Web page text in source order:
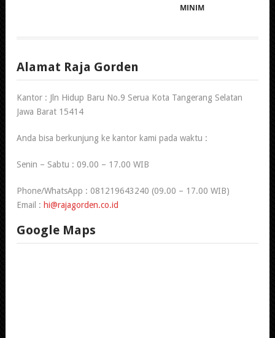
MINIM
Alamat Raja Gorden
Kantor : Jln Hidup Baru No.9 Serua Kota Tangerang Selatan
Jawa Barat 15414
Anda bisa berkunjung ke kantor kami pada waktu :
Senin – Sabtu : 09.00 – 17.00 WIB
Phone/WhatsApp : 081219643240 (09.00 – 17.00 WIB)
Email : hi@rajagorden.co.id
Google Maps